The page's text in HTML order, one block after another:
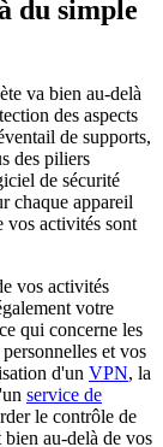
du simple
va bien au-delà
des aspects
de supports,
des piliers
de sécurité
chaque appareil
vos activités sont
vos activités
votre
qui concerne les
et vos
d'un VPN, la
service de
le contrôle de
au-delà de vos